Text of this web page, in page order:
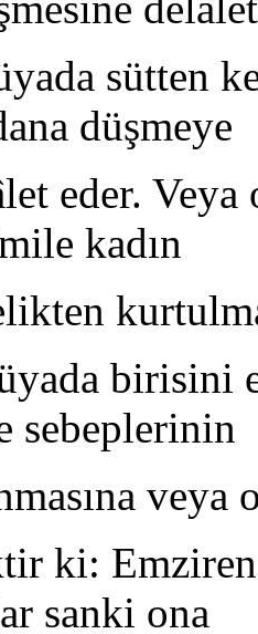
sütten
düşmeye
eder.
kadın
sebeplerinin
veya
ki:
sanki ona